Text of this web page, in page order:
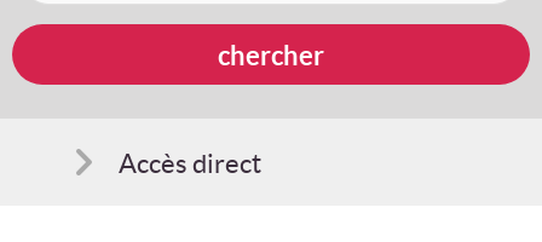
Accès direct